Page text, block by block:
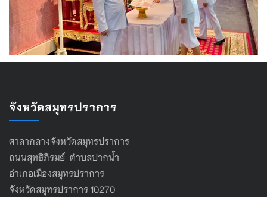
จังหวัดสมุทรปราการ
ศาลากลางจังหวัดสมุทรปราการ
ถนนสุทธิภิรมย์ ตำบลปากน้ำ
อำเภอเมืองสมุทรปราการ
จังหวัดสมุทรปราการ 10270